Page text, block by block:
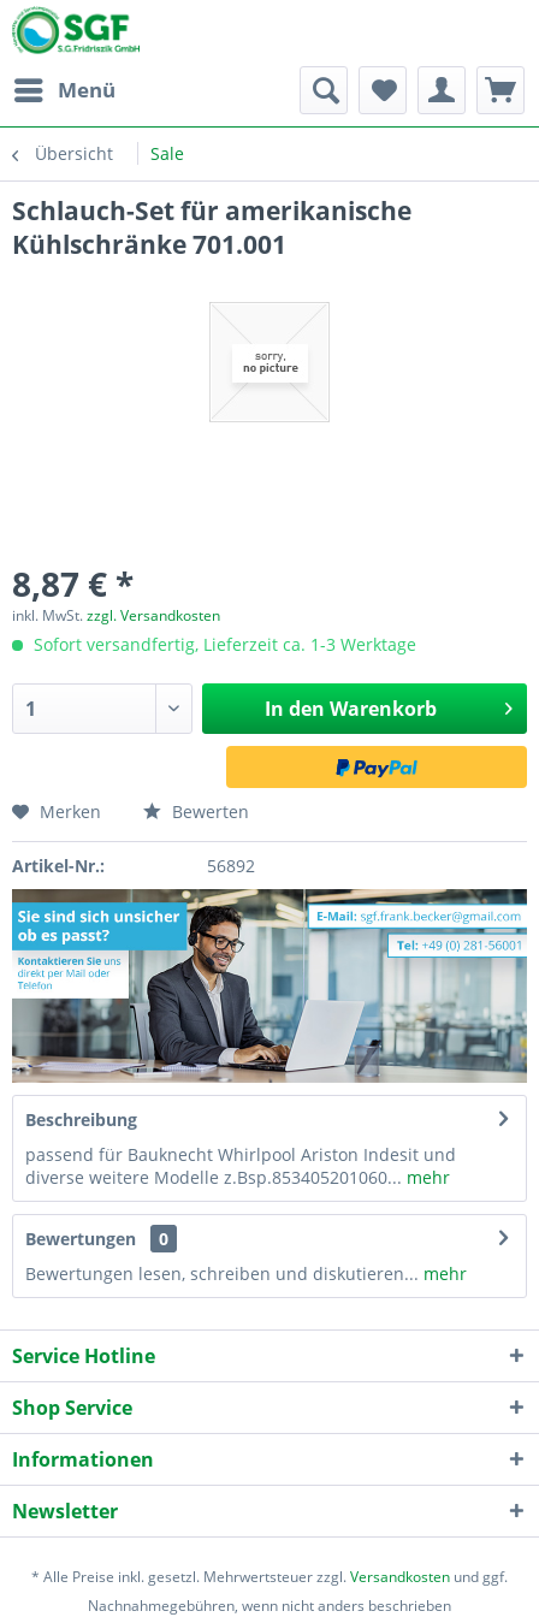
Menü
Übersicht Sale
Schlauch-Set für amerikanische
Kühlschränke 701.001
8,87 € *
inkl. MwSt.zzgl. Versandkosten
Sofort versandfertig, Lieferzeit ca. 1-3 Werktage
In den Warenkorb
Merken Bewerten
Artikel-Nr.: 56892
Beschreibung
passend für Bauknecht Whirlpool Ariston Indesit und
diverse weitere Modelle z.Bsp.853405201060... mehr
Bewertungen
0
Bewertungen lesen, schreiben und diskutieren... mehr
Service Hotline
Shop Service
Informationen
Newsletter
* Alle Preise inkl. gesetzl. Mehrwertsteuer zzgl.Versandkosten und ggf.
Nachnahmegebühren, wenn nicht anders beschrieben